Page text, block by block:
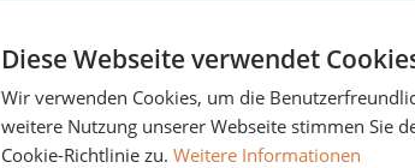
Diese Webseite verwendet
Wir verwenden Cookies, um die
weitere Nutzung unserer Webseite stimmen Sie
Cookie-Richtlinie zu. Weitere Informationen